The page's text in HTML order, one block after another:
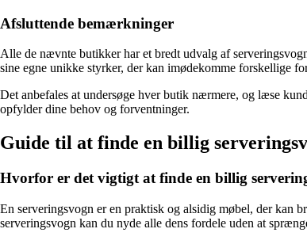
Afsluttende bemærkninger
Alle de nævnte butikker har et bredt udvalg af
sine egne unikke styrker, der kan imødekomme forskellige
Det anbefales at undersøge hver butik nærmere, og læse
opfylder dine behov og forventninger.
Guide til at finde en billig
Hvorfor er det vigtigt at finde en billig
En serveringsvogn er en praktisk og alsidig møbel, der kan
serveringsvogn kan du nyde alle dens fordele uden at